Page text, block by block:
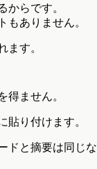
らです。
ありません。
ます。
得ません。
り付けます。
ドと摘要は同じな